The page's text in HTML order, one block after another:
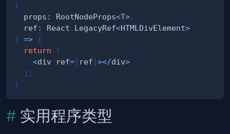
(
  props
: RootNodeProps<T>,
  ref
: React . LegacyRef<HTMLDivElement>
)
=> {
return
(
<div ref={ref}></div>
) ;
}
实用程序类型